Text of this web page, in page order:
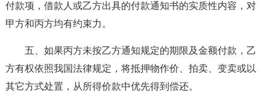
付款项，借款人或乙方出具的付款通知书的实质性内容，对
甲方和丙方均有约束力。
五、如果丙方未按乙方通知规定的期限及金额付款，乙
方有权依照我国法律规定，将抵押物作价、拍卖、变卖或以
其它方式处置，从所得价款中优先得到偿还。